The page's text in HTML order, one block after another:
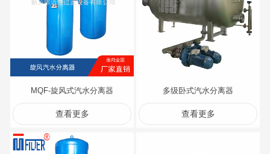
MQF-旋风式汽水分离器
查看更多
多级卧式汽水分离器
查看更多